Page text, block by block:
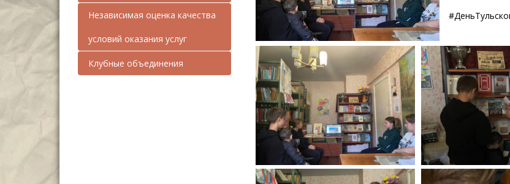
Независимая оценка качества
условий оказания услуг
Клубные объединения